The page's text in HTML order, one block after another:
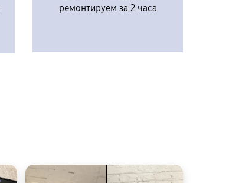
ремонтируем за 2 часа